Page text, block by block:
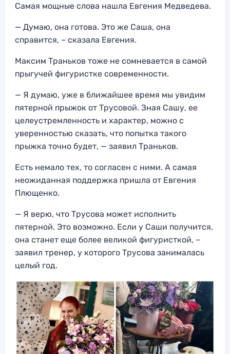
Самая мощные слова нашла Евгения Медведева.
— Думаю, она готова. Это же Саша, она
справится, – сказала Евгения.
Максим Траньков тоже не сомневается в самой
прыгучей фигуристке современности.
— Я думаю, уже в ближайшее время мы увидим
пятерной прыжок от Трусовой. Зная Сашу, ее
целеустремленность и характер, можно с
уверенностью сказать, что попытка такого
прыжка точно будет, — заявил Траньков.
Есть немало тех, то согласен с ними. А самая
неожиданная поддержка пришла от Евгения
Плющенко.
— Я верю, что Трусова может исполнить
пятерной. Это возможно. Если у Саши получится,
она станет еще более великой фигуристкой, –
заявил тренер, у которого Трусова занималась
целый год.